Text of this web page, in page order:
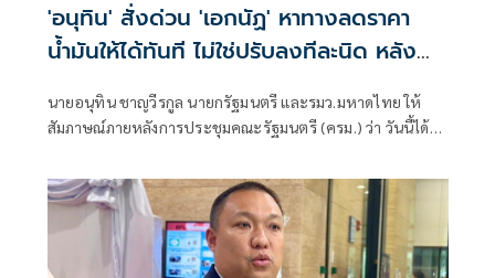
'อนุทิน' สั่งด่วน 'เอกนัฏ' หาทางลดราคา
น้ำมันให้ได้ทันที ไม่ใช่ปรับลงทีละนิด หลัง
นายอนุทิน ชาญวีรกูล นายกรัฐมนตรี และรมว.มหาดไทย ให้
สัมภาษณ์ภายหลังการประชุมคณะรัฐมนตรี (ครม.) ว่า วันนี้ได้สั่ง
ราคาขายปลีกน้ำมันลงให้ได้ เหตุผลคือประชาชนทั่วไปได้รับ
ทราบราคาน้ำในตลาดโลกได้ลดลงแล้วและราคาอยู่ในระดับที่
ทรงตัว ราคาขายปลีกในประเทศก็สมควรที่จะลดลง